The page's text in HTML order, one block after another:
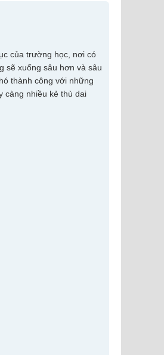
của trường học, nơi có
sẽ xuống sâu hơn và sâu
thành công với những
càng nhiều kẻ thù dai